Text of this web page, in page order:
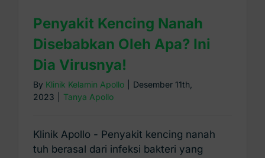
Penyakit Kencing Nanah
Disebabkan Oleh Apa? Ini
Dia Virusnya!
By Klinik Kelamin Apollo
Desember 11th,
2023
Tanya Apollo
Klinik Apollo - Penyakit kencing nanah
tuh berasal dari infeksi bakteri yang